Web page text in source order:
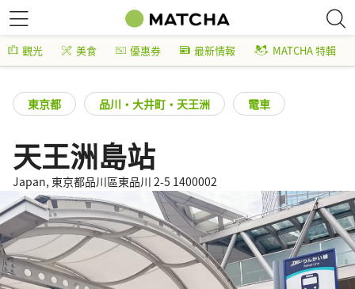
觀光 美食 優惠券 最新情報 MATCHA 特輯
東京都 品川・大井町・天王洲 電車
天王洲島站
Japan, 東京都品川區東品川 2-5 1400002